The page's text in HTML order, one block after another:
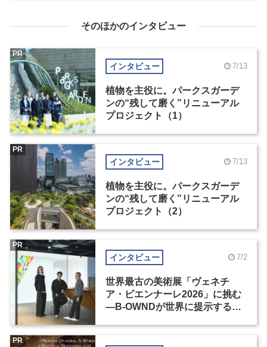
そのほかのインタビュー
インタビュー 7/13
植物を主役に。パークスガーデ
ンの“残して磨く”リニューアル
プロジェクト（1）
PR
インタビュー 7/13
植物を主役に。パークスガーデ
ンの“残して磨く”リニューアル
プロジェクト（2）
PR
インタビュー 7/2
世界最古の美術展「ヴェネチ
ア・ビエンナーレ2026」に挑む
―B-OWNDが世界に提示する美
PR
PR